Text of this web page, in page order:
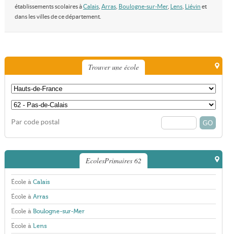
établissements scolaires àCalais, Arras, Boulogne-sur-Mer, Lens, Liévin et
dans les villes de ce département.
Trouver une école
Par code postal
EcolesPrimaires 62
École à Calais
École à Arras
École à Boulogne-sur-Mer
École à Lens